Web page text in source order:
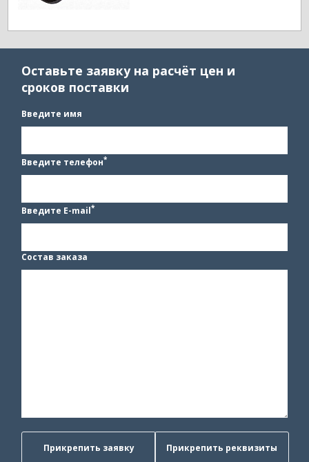
Оставьте заявку на расчёт цен и
сроков поставки
Введите имя
Введите телефон*
Введите E-mail*
Состав заказа
Прикрепить заявку Прикрепить реквизиты